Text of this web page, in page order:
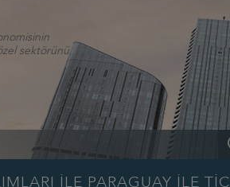
sektörünü
İLE PARAGUAY İLE